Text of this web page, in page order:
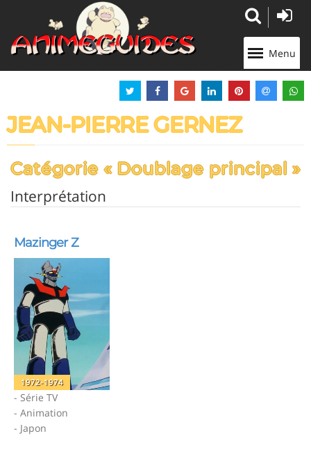
Menu
JEAN-PIERRE GERNEZ
Catégorie « Doublage principal »
Interprétation
Mazinger Z
1972-1974
- Série TV
- Animation
- Japon
Panneau de gestion des cookies